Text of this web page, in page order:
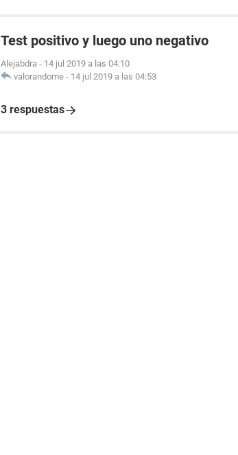
Test positivo y luego uno negativo
Alejabdra - 14 jul 2019 a las 04:10
valorandome - 14 jul 2019 a las 04:53
3 respuestas